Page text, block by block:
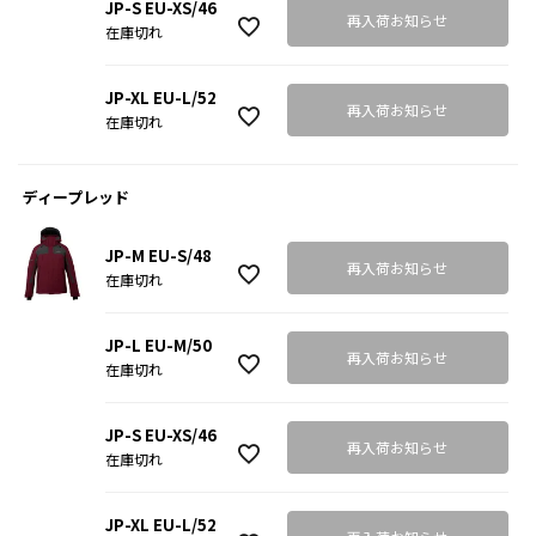
JP-S EU-XS/46
在庫切れ
再入荷お知らせ
JP-XL EU-L/52
在庫切れ
再入荷お知らせ
ディープレッド
JP-M EU-S/48
在庫切れ
再入荷お知らせ
JP-L EU-M/50
在庫切れ
再入荷お知らせ
JP-S EU-XS/46
在庫切れ
再入荷お知らせ
JP-XL EU-L/52